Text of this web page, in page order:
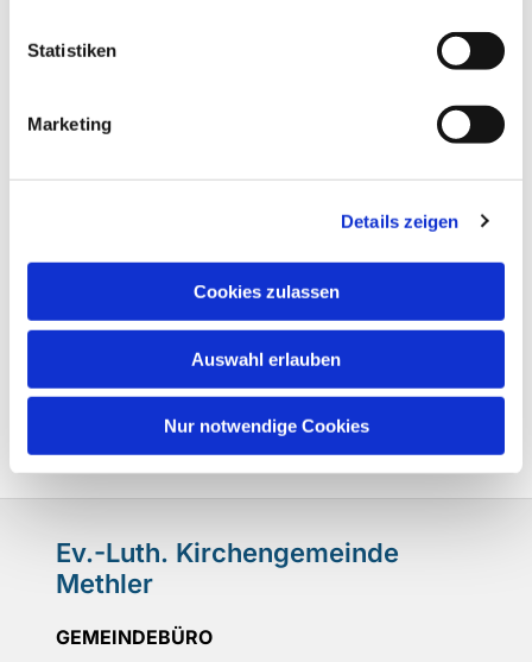
Statistiken
Marketing
Details zeigen
Cookies zulassen
Auswahl erlauben
Nur notwendige Cookies
Ev.-Luth. Kirchengemeinde
Methler
GEMEINDEBÜRO